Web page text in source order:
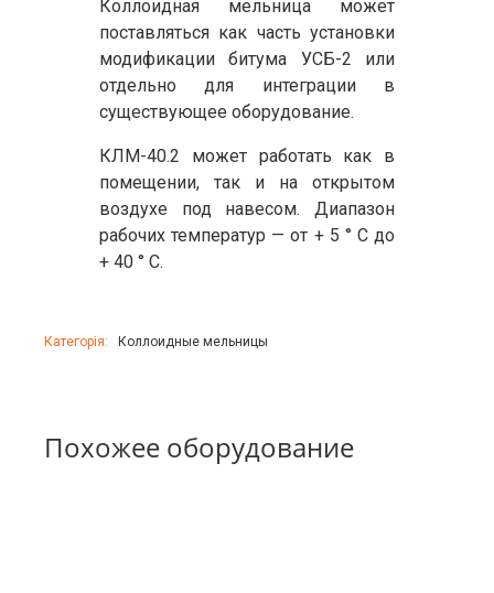
Коллоидная мельница
может
поставляться как часть установки
модификации
битума УСБ-2 или
отдельно
для интеграции
в
существующее оборудование.
КЛМ-40.2 может работать
как в
помещении,
так и на
открытом
воздухе
под навесом.
Диапазон
рабочих температур — от + 5 ° С до
+ 40 ° С.
Категорія: Коллоидные мельницы
Похожее оборудование